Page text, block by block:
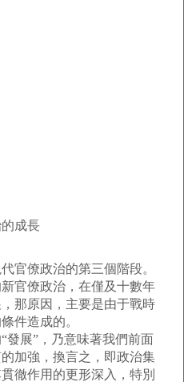
成長
僚政治的第三個階段。
僚政治，在僅及十數年
那原因，主要是由于戰時
件造成的。
展”，乃意味著我們前面
加強，換言之，即政治集
徹作用的更形深入，特別